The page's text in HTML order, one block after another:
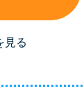
見る